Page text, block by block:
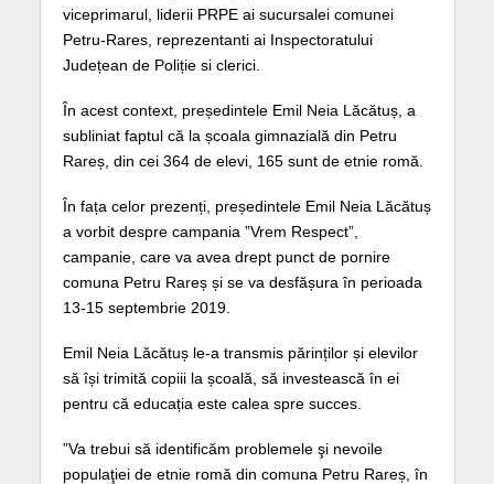
viceprimarul, liderii PRPE ai sucursalei comunei
Petru-Rares, reprezentanti ai Inspectoratului
Județean de Poliție si clerici.
În acest context, președintele Emil Neia Lăcătuș, a
subliniat faptul că la școala gimnazială din Petru
Rareș, din cei 364 de elevi, 165 sunt de etnie romă.
În fața celor prezenți, președintele Emil Neia Lăcătuș
a vorbit despre campania ”Vrem Respect”,
campanie, care va avea drept punct de pornire
comuna Petru Rareș și se va desfășura în perioada
13-15 septembrie 2019.
Emil Neia Lăcătuș le-a transmis părinților și elevilor
să își trimită copiii la școală, să investească în ei
pentru că educația este calea spre succes.
”Va trebui să identificăm problemele şi nevoile
populaţiei de etnie romă din comuna Petru Rareș, în